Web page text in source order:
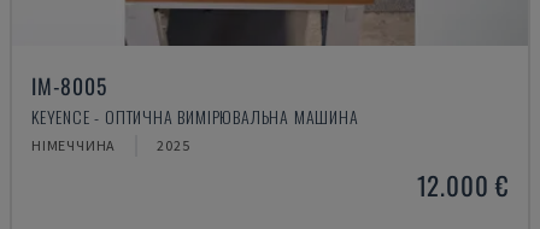
IM-8005
KEYENCE - ОПТИЧНА ВИМІРЮВАЛЬНА МАШИНА
НІМЕЧЧИНА 2025
12.000 €